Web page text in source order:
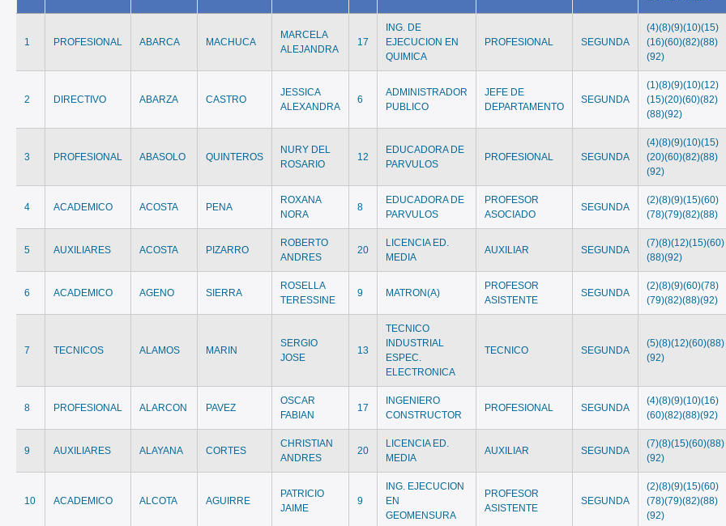
1 PROFESIONAL ABARCA MACHUCA
MARCELA
ALEJANDRA
17
ING. DE
EJECUCION EN
QUIMICA
PROFESIONAL SEGUNDA
(4)(8)(9)(10)(15)
(16)(60)(82)(88)
(92)
2 DIRECTIVO ABARZA CASTRO
JESSICA
ALEXANDRA
6
ADMINISTRADOR
PUBLICO
JEFE DE
DEPARTAMENTO
SEGUNDA
(1)(8)(9)(10)(12)
(15)(20)(60)(82)
(88)(92)
3 PROFESIONAL ABASOLO QUINTEROS
NURY DEL
ROSARIO
12
EDUCADORA DE
PARVULOS
PROFESIONAL SEGUNDA
(4)(8)(9)(10)(15)
(20)(60)(82)(88)
(92)
4 ACADEMICO ACOSTA PENA
ROXANA
NORA
8
EDUCADORA DE
PARVULOS
PROFESOR
ASOCIADO
SEGUNDA
(2)(8)(9)(15)(60)
(78)(79)(82)(88)
5 AUXILIARES ACOSTA PIZARRO
ROBERTO
ANDRES
20
LICENCIA ED.
MEDIA
AUXILIAR SEGUNDA
(7)(8)(12)(15)(60)
(88)(92)
6 ACADEMICO AGENO SIERRA
ROSELLA
TERESSINE
9 MATRON(A)
PROFESOR
ASISTENTE
SEGUNDA
(2)(8)(9)(60)(78)
(79)(82)(88)(92)
7 TECNICOS ALAMOS MARIN
SERGIO
JOSE
13
TECNICO
INDUSTRIAL
ESPEC.
ELECTRONICA
TECNICO SEGUNDA
(5)(8)(12)(60)(88)
(92)
8 PROFESIONAL ALARCON PAVEZ
OSCAR
FABIAN
17
INGENIERO
CONSTRUCTOR
PROFESIONAL SEGUNDA
(4)(8)(9)(10)(16)
(60)(82)(88)(92)
9 AUXILIARES ALAYANA CORTES
CHRISTIAN
ANDRES
20
LICENCIA ED.
MEDIA
AUXILIAR SEGUNDA
(7)(8)(15)(60)(88)
(92)
10 ACADEMICO ALCOTA AGUIRRE
PATRICIO
JAIME
9
ING. EJECUCION
EN
GEOMENSURA
PROFESOR
ASISTENTE
SEGUNDA
(2)(8)(9)(15)(60)
(78)(79)(82)(88)
(92)